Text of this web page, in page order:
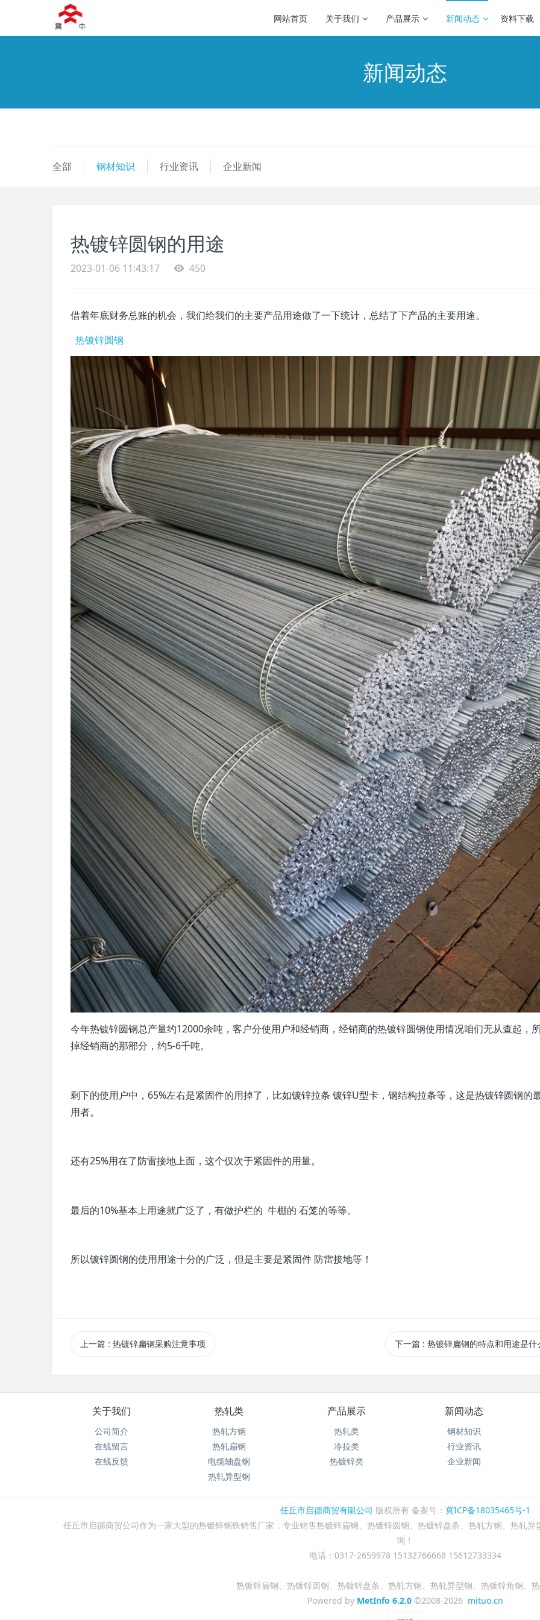
网站首页 关于我们 产品展示 新闻动态 资料下载
新闻动态
全部 钢材知识 行业资讯 企业新闻
热镀锌圆钢的用途
2023-01-06 11:43:17 450
借着年底财务总账的机会，我们给我们的主要产品用途做了一下统计，总结了下产品的主要用途。
热镀锌圆钢
今年热镀锌圆钢总产量约12000余吨，客户分使用户和经销商，经销商的热镀锌圆钢使用情况咱们无从查起，
掉经销商的那部分，约5-6千吨。
剩下的使用户中，65%左右是紧固件的用掉了，比如镀锌拉条 镀锌U型卡，钢结构拉条等，这是热镀锌圆钢的
用者。
还有25%用在了防雷接地上面，这个仅次于紧固件的用量。
最后的10%基本上用途就广泛了，有做护栏的 牛棚的 石笼的等等。
所以镀锌圆钢的使用用途十分的广泛，但是主要是紧固件 防雷接地等！
上一篇 : 热镀锌扁钢采购注意事项 下一篇 : 热镀锌扁钢的特点和用途是什
关于我们
公司简介
在线留言
在线反馈
热轧类
热轧方钢
热轧扁钢
电缆轴盘钢
热轧异型钢
产品展示
热轧类
冷拉类
热镀锌类
新闻动态
钢材知识
行业资讯
企业新闻
任丘市启德商贸有限公司 版权所有 备案号： 冀ICP备18035465号-1
任丘市启德商贸公司作为一家大型的热镀锌钢铁销售厂家，专业销售热镀锌扁钢、热镀锌圆钢、热镀锌盘条、热轧方钢、热轧
询！
电话：0317-2659978 15132766668 15612733334
热镀锌扁钢、热镀锌圆钢、热镀锌盘条、热轧方钢、热轧异型钢、热镀锌角钢、
Powered by MetInfo 6.2.0©2008-2026 mituo.cn